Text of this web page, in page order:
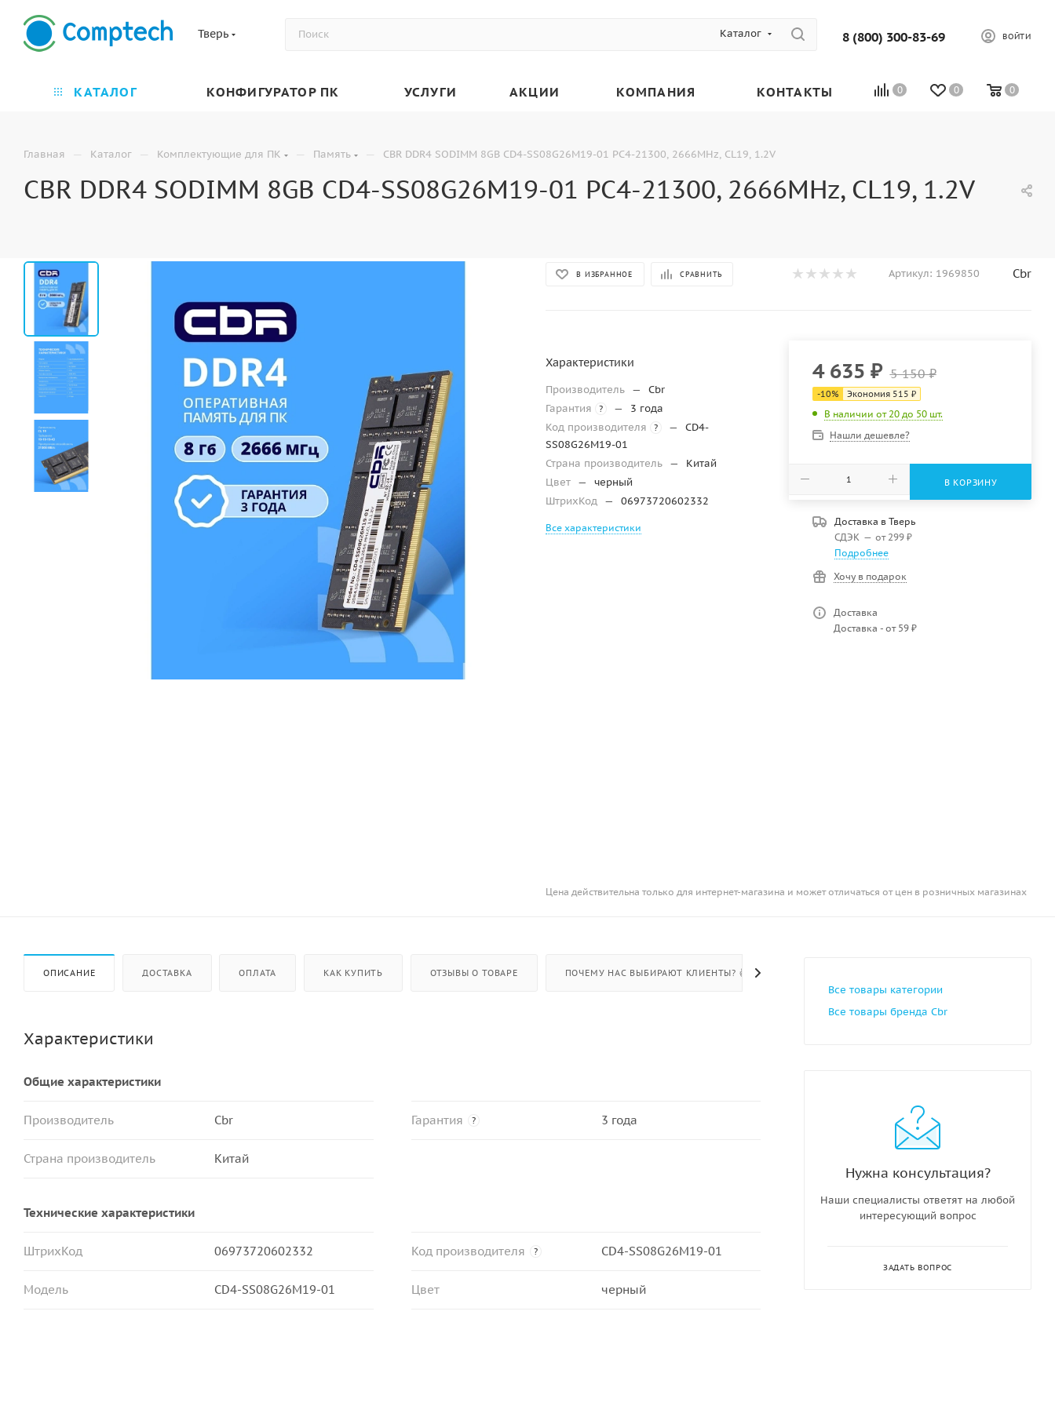
Тверь Каталог 8 (800) 300-83-69 ВОЙТИ
0 0 0
КАТАЛОГ КОНФИГУРАТОР ПК УСЛУГИ АКЦИИ КОМПАНИЯ КОНТАКТЫ
Главная — Каталог — Комплектующие для ПК — Память — CBR DDR4 SODIMM 8GB CD4-SS08G26M19-01 PC4-21300, 2666MHz, CL19, 1.2V
CBR DDR4 SODIMM 8GB CD4-SS08G26M19-01 PC4-21300, 2666MHz, CL19, 1.2V
В ИЗБРАННОЕ СРАВНИТЬ Артикул: 1969850 Cbr
Характеристики
Производитель —
Cbr
Гарантия
? —
3 года
Код производителя
? —
CD4-
SS08G26M19-01
Страна производитель —
Китай
Цвет —
черный
ШтрихКод — 06973720602332
Все характеристики
4 635 ₽ 5 150₽
-10% Экономия 515 ₽
В наличии от 20 до 50 шт.
Нашли дешевле?
В КОРЗИНУ
Доставка в Тверь
СДЭК — от 299 ₽
Подробнее
Хочу в подарок
Доставка
Доставка - от 59 ₽
Цена действительна только для интернет-магазина и может отличаться от цен в розничных магазинах
ОПИСАНИЕ ДОСТАВКА ОПЛАТА КАК КУПИТЬ ОТЗЫВЫ О ТОВАРЕ ПОЧЕМУ НАС ВЫБИРАЮТ КЛИЕНТЫ? 👍
Характеристики
Общие характеристики
Производитель Cbr Гарантия ? 3 года
Страна производитель Китай
Технические характеристики
ШтрихКод 06973720602332 Код производителя ? CD4-SS08G26M19-01
Модель CD4-SS08G26M19-01 Цвет черный
Все товары категории
Все товары бренда Cbr
Нужна консультация?
Наши специалисты ответят на любой
интересующий вопрос
ЗАДАТЬ ВОПРОС